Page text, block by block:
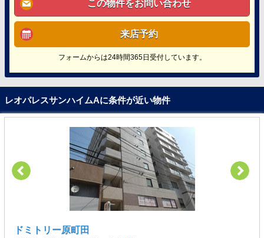
この物件をお問い合わせ
来店予約
フォームからは24時間365日受付しています。
レオパレスサンハイムAに条件が近い物件
ドミトリー原町田